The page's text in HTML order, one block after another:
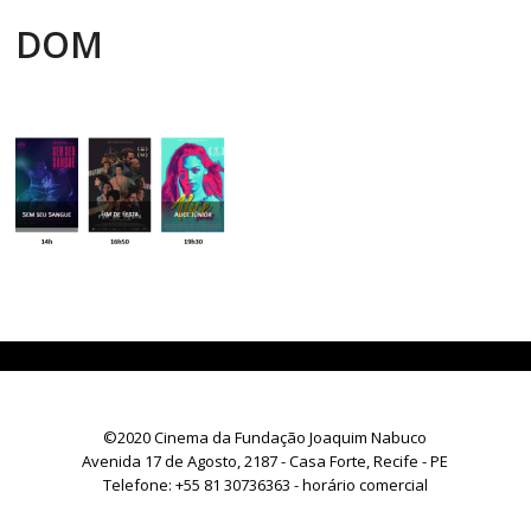
DOM
©2020 Cinema da Fundação Joaquim Nabuco
Avenida 17 de Agosto, 2187 - Casa Forte, Recife - PE
Telefone: +55 81 30736363 - horário comercial